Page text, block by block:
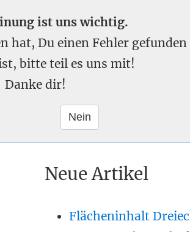
ist uns wichtig.
hat, Du einen Fehler
bitte teil es uns mit!
Danke dir!
Neue Artikel
Flächeninhalt